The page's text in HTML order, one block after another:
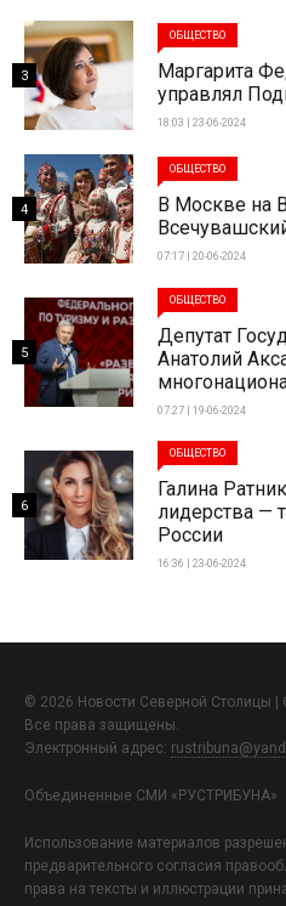
ОБЩЕСТВО
Маргарита
управлял
18:03 | 23-06-2024
3
ОБЩЕСТВО
В Москве на
07:17 | 20-06-2024
4
ОБЩЕСТВО
Депутат
Анатолий
07:27 | 19-06-2024
5
ОБЩЕСТВО
Галина
лидерства —
России
16:36 | 23-06-2024
6
© 2026 Новости Северной Столицы |
Все права защищены.
Электронный адрес:
Объединенные СМИ «РУСТРИБУНА»
Использование материалов
предварительного согласия
права на тексты и иллюстрации